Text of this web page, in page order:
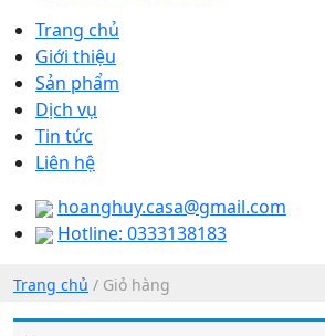
Trang chủ
Giới thiệu
Sản phẩm
Dịch vụ
Tin tức
Liên hệ
hoanghuy.casa@gmail.com
Hotline: 0333138183
Trang chủ / Giỏ hàng